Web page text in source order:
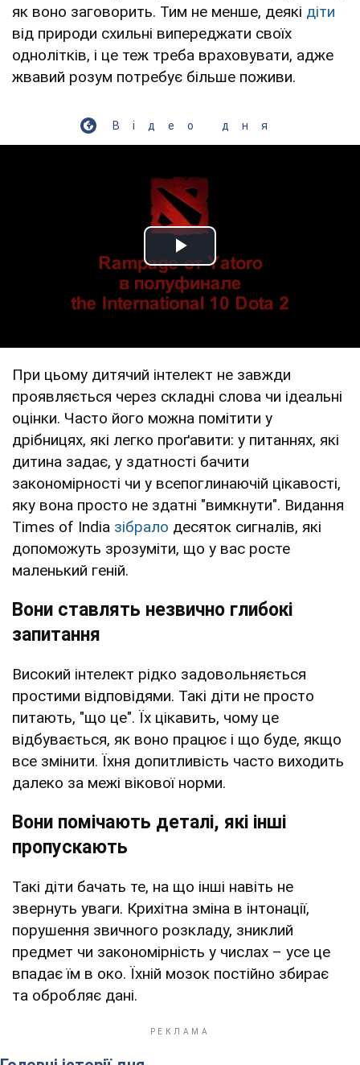
як воно заговорить. Тим не менше, деякі діти
від природи схильні випереджати своїх
однолітків, і це теж треба враховувати, адже
жвавий розум потребує більше поживи.
Відео дня
Play Video
При цьому дитячий інтелект не завжди
проявляється через складні слова чи ідеальні
оцінки. Часто його можна помітити у
дрібницях, які легко проґавити: у питаннях, які
дитина задає, у здатності бачити
закономірності чи у всепоглинаючій цікавості,
яку вона просто не здатні "вимкнути". Видання
Times of India зібрало десяток сигналів, які
допоможуть зрозуміти, що у вас росте
маленький геній.
Вони ставлять незвично глибокі
запитання
Високий інтелект рідко задовольняється
простими відповідями. Такі діти не просто
питають, "що це". Їх цікавить, чому це
відбувається, як воно працює і що буде, якщо
все змінити. Їхня допитливість часто виходить
далеко за межі вікової норми.
Вони помічають деталі, які інші
пропускають
Такі діти бачать те, на що інші навіть не
звернуть уваги. Крихітна зміна в інтонації,
порушення звичного розкладу, зниклий
предмет чи закономірність у числах – усе це
впадає їм в око. Їхній мозок постійно збирає
та обробляє дані.